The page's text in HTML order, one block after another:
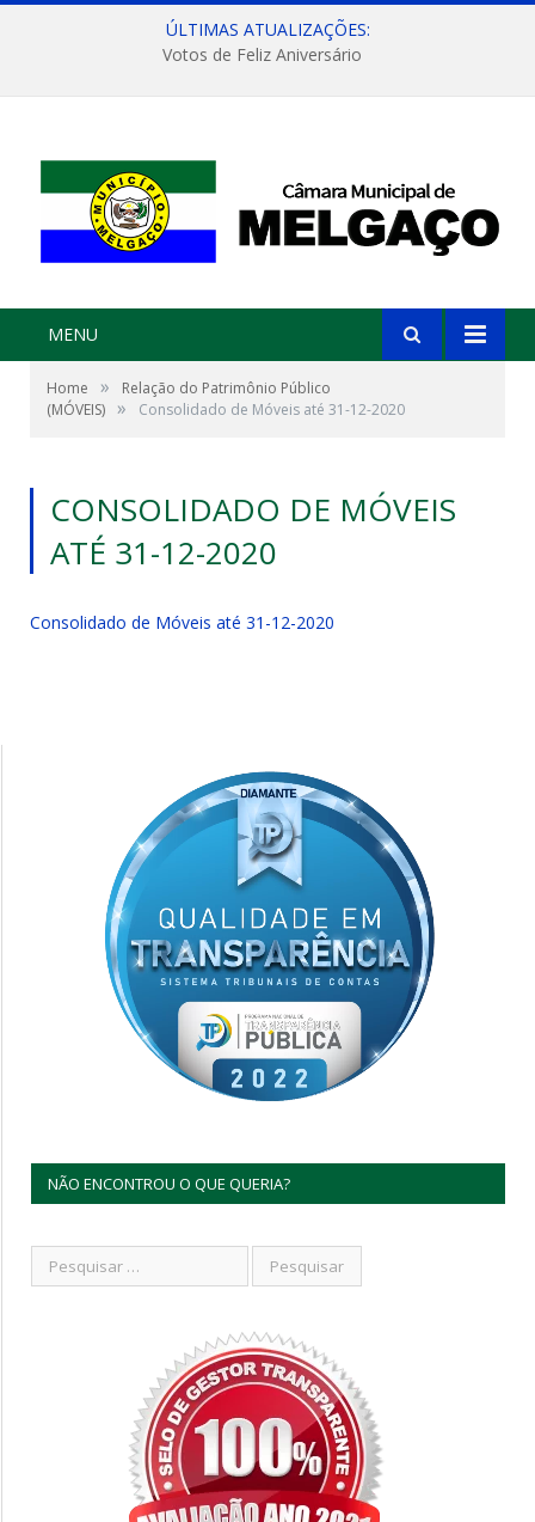
ÚLTIMAS ATUALIZAÇÕES:
Votos de Feliz Aniversário
MENU
Home »
Relação do Patrimônio Público
(MÓVEIS) » Consolidado de Móveis até 31-12-2020
CONSOLIDADO DE MÓVEIS
ATÉ 31-12-2020
Consolidado de Móveis até 31-12-2020
NÃO ENCONTROU O QUE QUERIA?